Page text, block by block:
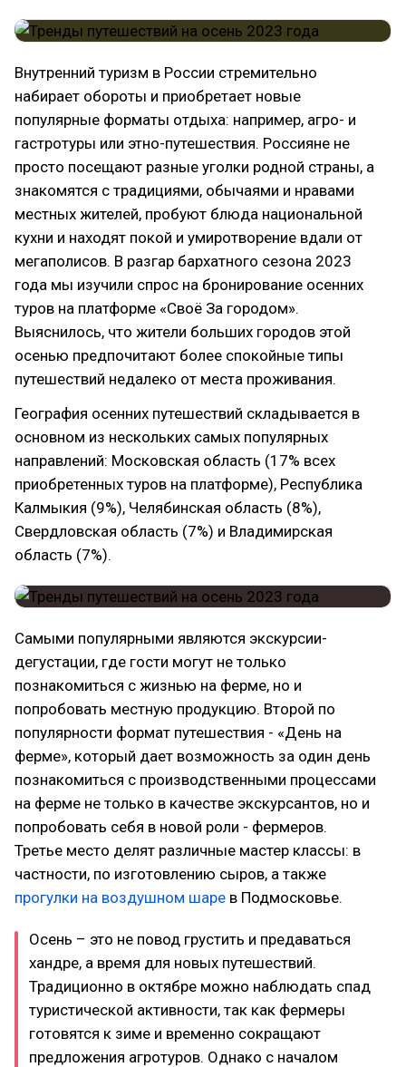
Внутренний туризм в России стремительно
набирает обороты и приобретает новые
популярные форматы отдыха: например, агро- и
гастротуры или этно-путешествия. Россияне не
просто посещают разные уголки родной страны, а
знакомятся с традициями, обычаями и нравами
местных жителей, пробуют блюда национальной
кухни и находят покой и умиротворение вдали от
мегаполисов. В разгар бархатного сезона 2023
года мы изучили спрос на бронирование осенних
туров на платформе «Своё За городом».
Выяснилось, что жители больших городов этой
осенью предпочитают более спокойные типы
путешествий недалеко от места проживания.
География осенних путешествий складывается в
основном из нескольких самых популярных
направлений: Московская область (17% всех
приобретенных туров на платформе), Республика
Калмыкия (9%), Челябинская область (8%),
Свердловская область (7%) и Владимирская
область (7%).
Самыми популярными являются экскурсии-
дегустации, где гости могут не только
познакомиться с жизнью на ферме, но и
попробовать местную продукцию. Второй по
популярности формат путешествия - «День на
ферме», который дает возможность за один день
познакомиться с производственными процессами
на ферме не только в качестве экскурсантов, но и
попробовать себя в новой роли - фермеров.
Третье место делят различные мастер классы: в
частности, по изготовлению сыров, а также
прогулки на воздушном шаре в Подмосковье.
Осень – это не повод грустить и предаваться
хандре, а время для новых путешествий.
Традиционно в октябре можно наблюдать спад
туристической активности, так как фермеры
готовятся к зиме и временно сокращают
предложения агротуров. Однако с началом